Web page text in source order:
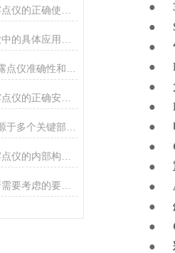
一文与您分享手持式露点仪的正确安装方法
选择手持式露点仪时所需要考虑的要点分享
●
●
●
●
●
●
●
●
●
●
●
●
●